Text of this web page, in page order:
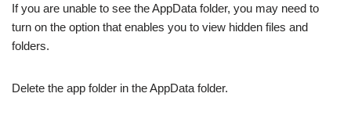
If you are unable to see the AppData folder, you may need to
turn on the option that enables you to view hidden files and
folders.
Delete the app folder in the AppData folder.